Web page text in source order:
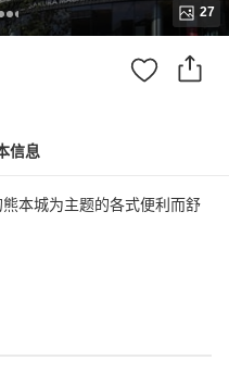
27
信息
本城为主题的各式便利而舒